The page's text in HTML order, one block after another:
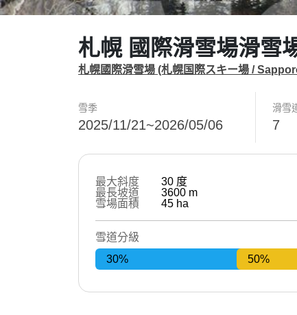
札幌 國際滑雪場滑雪
札幌國際滑雪場 (札幌国際スキー場 /
雪季
2025/11/21~2026/05/06
滑雪
7
最大斜度 30 度
最長坡道
3600 m
雪場面積
45 ha
雪道分級
30%
50%